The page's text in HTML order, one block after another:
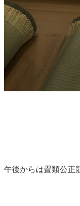
午後からは畳類公正